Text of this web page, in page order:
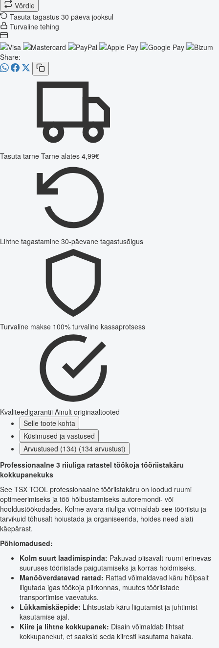
Võrdle
Tasuta tagastus 30 päeva jooksul
Turvaline tehing
Share:
Tasuta tarne Tarne alates 4,99€
Lihtne tagastamine 30-päevane tagastusõigus
Turvaline makse 100% turvaline kassaprotsess
Kvaliteedigarantii Ainult originaaltooted
Selle toote kohta
Küsimused ja vastused
Arvustused (134) (134 arvustust)
Professionaalne 3 riiuliga ratastel töökoja tööriistakäru
kokkupanekuks
See TSX TOOL professionaalne tööriistakäru on loodud ruumi
optimeerimiseks ja töö hõlbustamiseks autoremondi- või
hooldustöökodades. Kolme avara riiuliga võimaldab see tööriistu ja
tarvikuid tõhusalt hoiustada ja organiseerida, hoides need alati
käepärast.
Põhiomadused:
Kolm suurt laadimispinda: Pakuvad piisavalt ruumi erinevas
suuruses tööriistade paigutamiseks ja korras hoidmiseks.
Manööverdatavad rattad: Rattad võimaldavad käru hõlpsalt
liigutada igas töökoja piirkonnas, muutes tööriistade
transportimise vaevatuks.
Lükkamiskäepide: Lihtsustab käru liigutamist ja juhtimist
kasutamise ajal.
Kiire ja lihtne kokkupanek: Disain võimaldab lihtsat
kokkupanekut, et saaksid seda kiiresti kasutama hakata.